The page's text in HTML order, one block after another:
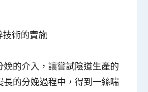
技術的實施
娩的介入，讓嘗試陰道生產的
長的分娩過程中，得到一絲喘